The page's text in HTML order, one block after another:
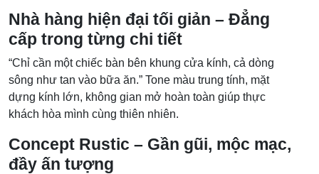
Nhà hàng hiện đại tối giản – Đẳng
cấp trong từng chi tiết
“Chỉ cần một chiếc bàn bên khung cửa kính, cả dòng
sông như tan vào bữa ăn.” Tone màu trung tính, mặt
dựng kính lớn, không gian mở hoàn toàn giúp thực
khách hòa mình cùng thiên nhiên.
Concept Rustic – Gần gũi, mộc mạc,
đầy ấn tượng